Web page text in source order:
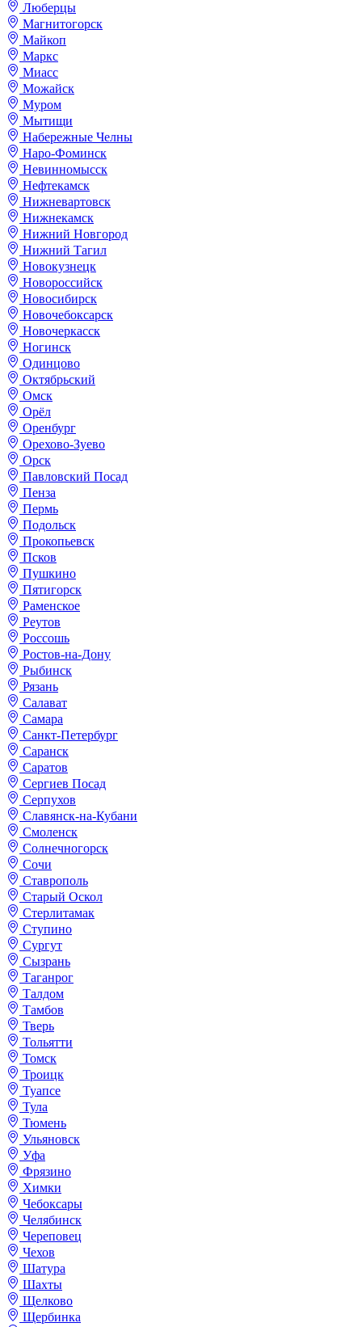
Люберцы
Магнитогорск
Майкоп
Маркс
Миасс
Можайск
Муром
Мытищи
Набережные Челны
Наро-Фоминск
Невинномысск
Нефтекамск
Нижневартовск
Нижнекамск
Нижний Новгород
Нижний Тагил
Новокузнецк
Новороссийск
Новосибирск
Новочебоксарск
Новочеркасск
Ногинск
Одинцово
Октябрьский
Омск
Орёл
Оренбург
Орехово-Зуево
Орск
Павловский Посад
Пенза
Пермь
Подольск
Прокопьевск
Псков
Пушкино
Пятигорск
Раменское
Реутов
Россошь
Ростов-на-Дону
Рыбинск
Рязань
Салават
Самара
Санкт-Петербург
Саранск
Саратов
Сергиев Посад
Серпухов
Славянск-на-Кубани
Смоленск
Солнечногорск
Сочи
Ставрополь
Старый Оскол
Стерлитамак
Ступино
Сургут
Сызрань
Таганрог
Талдом
Тамбов
Тверь
Тольятти
Томск
Троицк
Туапсе
Тула
Тюмень
Ульяновск
Уфа
Фрязино
Химки
Чебоксары
Челябинск
Череповец
Чехов
Шатура
Шахты
Щелково
Щербинка